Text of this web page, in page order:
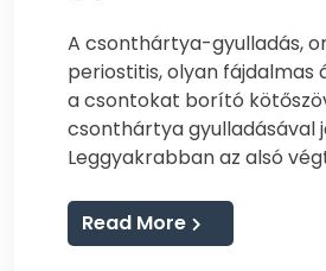
A csonthártya-gyulladás,
periostitis, olyan fájdalmas
a csontokat borító
csonthártya gyulladásával
Leggyakrabban az alsó
Read More